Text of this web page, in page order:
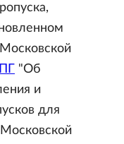
"Об
и
для